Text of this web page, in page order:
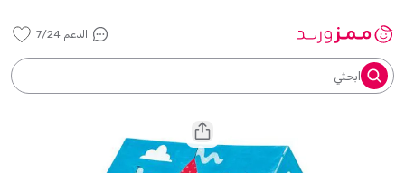
الدعم 7/24
ابحثي